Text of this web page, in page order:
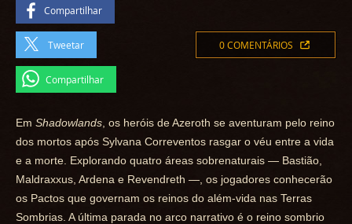
Compartilhar
Tweetar
Compartilhar
0 COMENTÁRIOS
Em Shadowlands , os heróis de Azeroth se aventuram pelo reino
dos mortos após Sylvana Correventos rasgar o véu entre a vida
e a morte. Explorando quatro áreas sobrenaturais — Bastião,
Maldraxxus, Ardena e Revendreth —, os jogadores conhecerão
os Pactos que governam os reinos do além-vida nas Terras
Sombrias. A última parada no arco narrativo é o reino sombrio